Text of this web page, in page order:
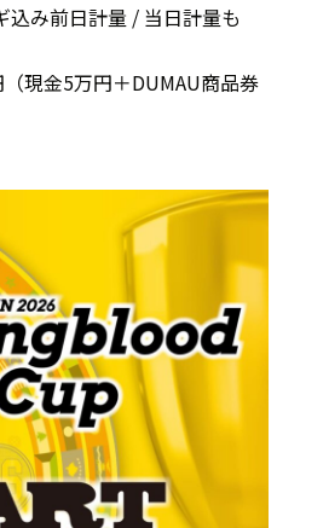
込み前日計量 / 当日計量も
現金5万円＋DUMAU商品券